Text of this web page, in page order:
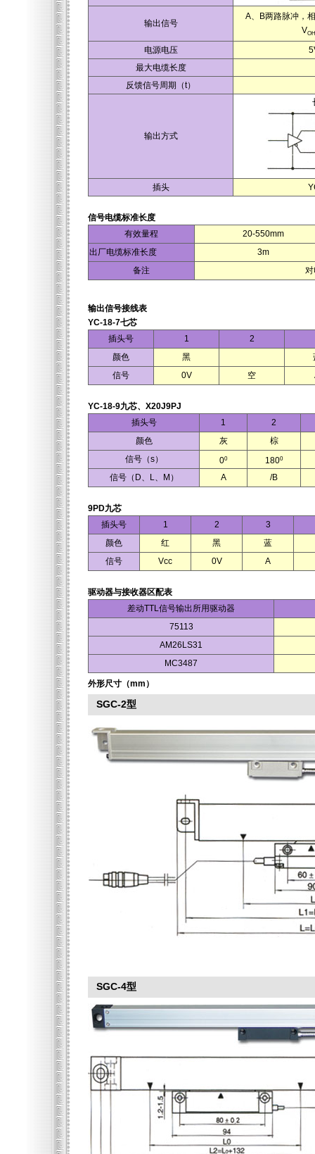
输出信号
A、B两路脉冲，
VOH
电源电压
最大电缆长度
反馈信号周期（t）
输出方式
插头
信号电缆标准长度
有效量程
20-550mm
出厂电缆标准长度
3m
备注
输出信号接线表
YC-18-7七芯
插头号
1 2
颜色
黑
信号
0V 空
YC-18-9九芯、X20J9PJ
插头号
1
2
颜色
灰
棕
信号（s）
00 1800
信号（D、L、M） A /B
9PD九芯
插头号
1 2
3
颜色
红 黑
蓝
信号
Vcc 0V A
驱动器与接收器区配表
差动TTL信号输出所用驱动器
75113
AM26LS31
MC3487
外形尺寸（mm）
SGC-2型
SGC-4型